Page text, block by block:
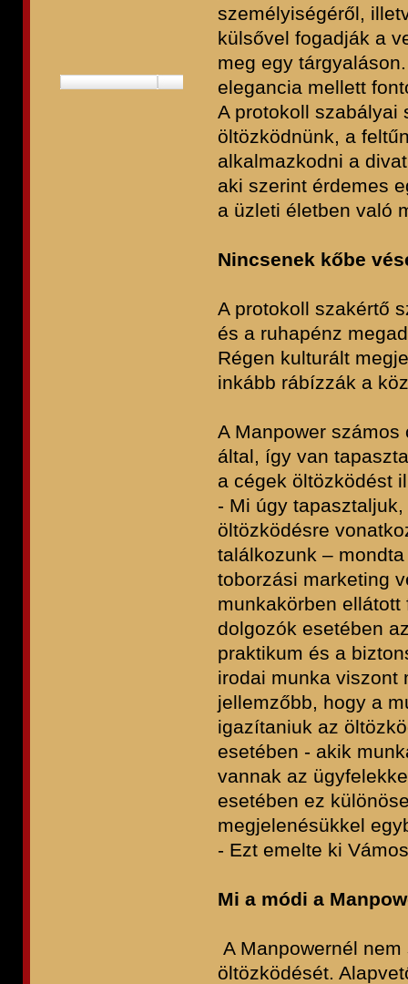
személyiségéről,
külsővel fogadják a
meg egy
elegancia mellett
A protokoll szabályai
öltözködnünk, a
alkalmazkodni a
aki szerint érdemes
a üzleti életben való
Nincsenek kőbe
A protokoll szakértő
és a ruhapénz
Régen kulturált
inkább rábízzák a
A Manpower
által, így van
a cégek öltözködést
- Mi úgy
öltözködésre
találkozunk –
toborzási marketing
munkakörben
dolgozók esetében
praktikum és a
irodai munka viszont
jellemzőbb, hogy a
igazítaniuk az
esetében - akik
vannak az
esetében ez
megjelenésükkel
- Ezt emelte ki
Mi a módi a
A Manpowernél
öltözködését.